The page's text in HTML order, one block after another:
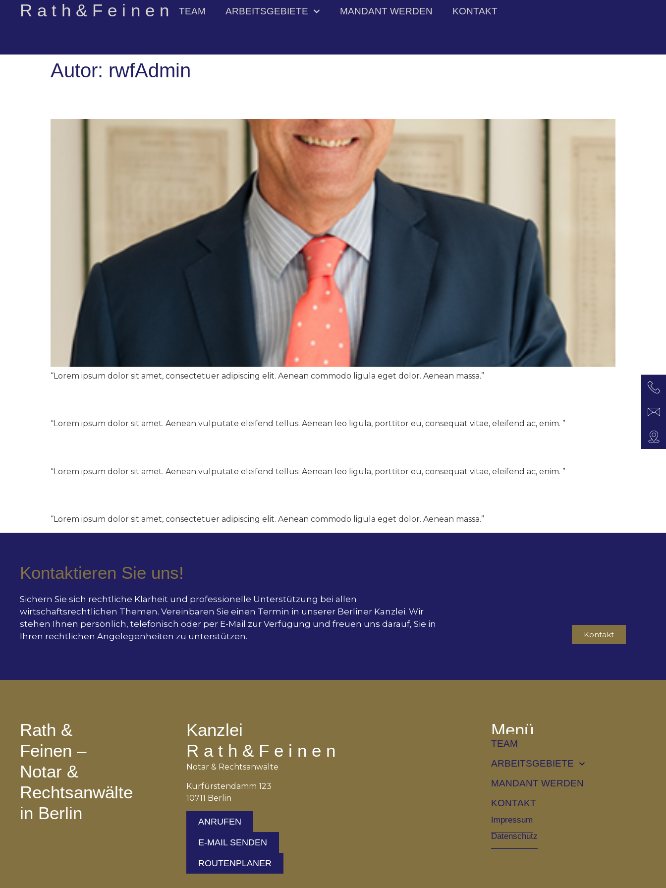
R a t h & F e i n e n TEAM ARBEITSGEBIETE MANDANT WERDEN KONTAKT
Autor: rwfAdmin
“Lorem ipsum dolor sit amet, con­sectetuer adip­isc­ing elit. Aenean com­mo­do ligu­la eget dolor. Aenean mas­sa.”
“Lorem ipsum dolor sit amet. Aenean vulpu­tate eleifend tel­lus. Aenean leo ligu­la, port­ti­tor eu, con­se­quat vitae, eleifend ac, enim. ”
“Lorem ipsum dolor sit amet. Aenean vulpu­tate eleifend tel­lus. Aenean leo ligu­la, port­ti­tor eu, con­se­quat vitae, eleifend ac, enim. ”
“Lorem ipsum dolor sit amet, con­sectetuer adip­isc­ing elit. Aenean com­mo­do ligu­la eget dolor. Aenean mas­sa.”
Kontaktieren Sie uns!
Sichern Sie sich rechtliche Klarheit und professionelle Unterstützung bei allen
wirtschaftsrechtlichen Themen. Vereinbaren Sie einen Termin in unserer Berliner Kanzlei. Wir
stehen Ihnen persönlich, telefonisch oder per E-Mail zur Verfügung und freuen uns darauf, Sie in
Ihren rechtlichen Angelegenheiten zu unterstützen.
Kontakt
Rath &
Feinen –
Notar &
Rechtsanwälte
in Berlin
Kanzlei
R a t h & F e i n e n
Notar & Rechtsanwälte
Kurfürstendamm 123
10711 Berlin
ANRUFEN
E-MAIL SENDEN
ROUTENPLANER
Menü
TEAM
ARBEITSGEBIETE
MANDANT WERDEN
KONTAKT
Impressum
Datenschutz